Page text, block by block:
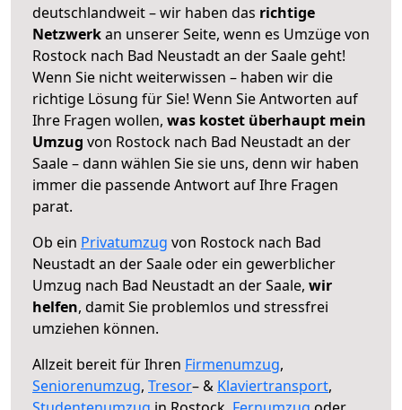
deutschlandweit – wir haben das richtige
Netzwerkan unserer Seite, wenn es Umzüge von
Rostock nach Bad Neustadt an der Saale geht!
Wenn Sie nicht weiterwissen – haben wir die
richtige Lösung für Sie! Wenn Sie Antworten auf
Ihre Fragen wollen, was kostet überhaupt mein
Umzug von Rostock nach Bad Neustadt an der
Saale – dann wählen Sie sie uns, denn wir haben
immer die passende Antwort auf Ihre Fragen
parat.
Ob ein Privatumzug von Rostock nach Bad
Neustadt an der Saale oder ein gewerblicher
Umzug nach Bad Neustadt an der Saale, wir
helfen, damit Sie problemlos und stressfrei
umziehen können.
Allzeit bereit für Ihren Firmenumzug,
Seniorenumzug, Tresor– & Klaviertransport,